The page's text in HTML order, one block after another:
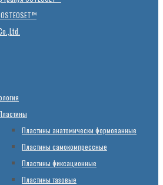
Пластины анатомически формованные
Пластины самокомпрессные
Пластины фиксационные
Пластины тазовые